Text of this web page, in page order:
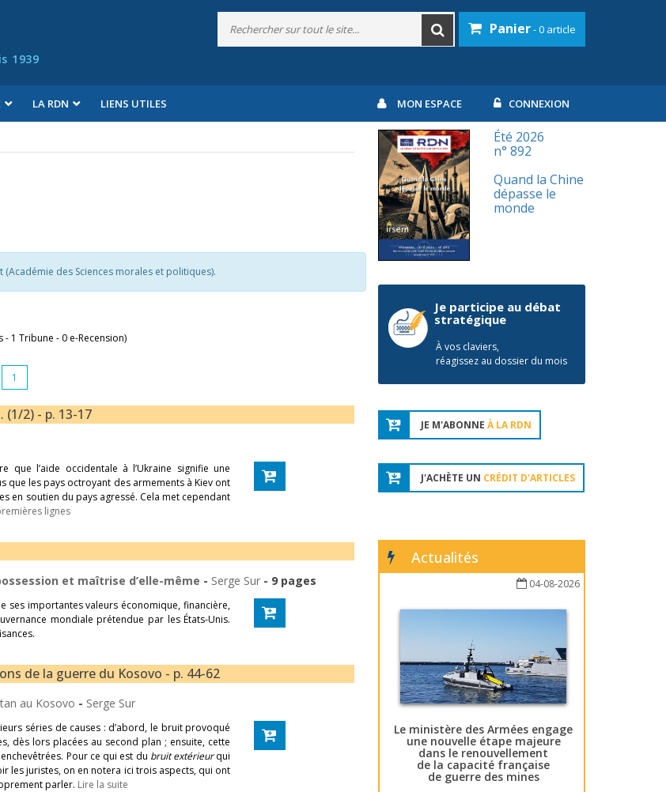
1939
Panier- 0 article
LA RDN LIENS UTILES MON ESPACE CONNEXION
(Académie des Sciences morales et politiques).
1 Tribune - 0 e-Recension)
1
(1/2) - p. 13-17
l’aide occidentale à l’Ukraine signifie une
que les pays octroyant des armements à Kiev ont
en soutien du pays agressé. Cela met cependant
lignes
et maîtrise d’elle-même - Serge Sur- 9 pages
ses importantes valeurs économique, financière,
mondiale prétendue par les États-Unis.
de la guerre du Kosovo - p. 44-62
au Kosovo - Serge Sur
séries de causes : d’abord, le bruit provoqué
dès lors placées au second plan ; ensuite, cette
Pour ce qui est du bruit extérieurqui
les juristes, on en notera ici trois aspects, qui ont
parler. Lire la suite
Été 2026
n° 892
Quand la Chine
dépasse le
monde
Je participe au débat
stratégique
À vos claviers,
réagissez au dossier du mois
JE M'ABONNE À LA RDN
J'ACHÈTE UN CRÉDIT D'ARTICLES
Actualités
04-08-2026
Le ministère des Armées engage
une nouvelle étape majeure
dans le renouvellement
de la capacité française
de guerre des mines